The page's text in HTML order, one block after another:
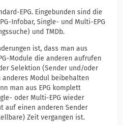
EPG. Eingebunden sind die
Infobar, Single- und Multi-EPG
und TMDb.
ist, dass man aus
Module die anderen aufrufen
Selektion (Sender und/oder
Modul beibehalten
man aus EPG komplett
oder Multi-EPG wieder
auf einen anderen Sender
Zeit vergangen ist.